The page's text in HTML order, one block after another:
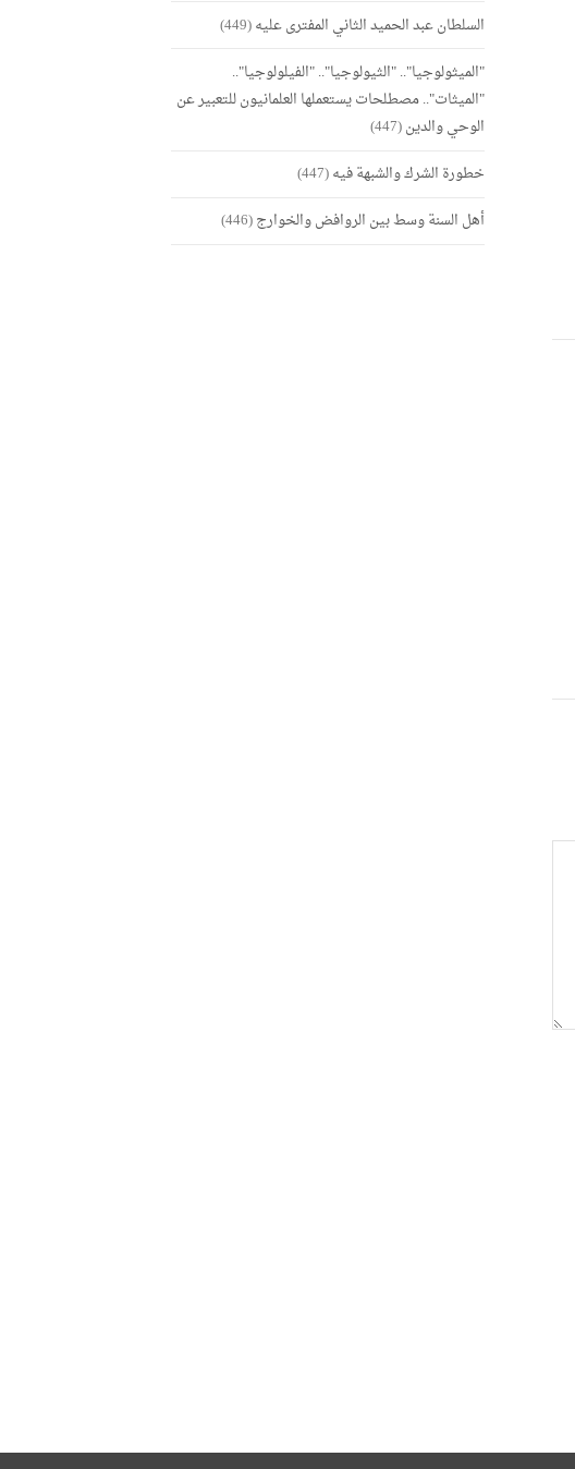
السلطان عبد الحميد الثاني المفترى عليه(449)
"الميثولوجيا".. "الثيولوجيا".. "الفيلولوجيا"..
"الميثات".. مصطلحات يستعملها العلمانيون للتعبير عن
الوحي والدين(447)
خطورة الشرك والشبهة فيه(447)
أهل السنة وسط بين الروافض والخوارج(446)